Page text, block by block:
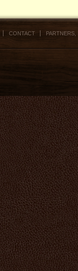
CONTACT PARTNERS,